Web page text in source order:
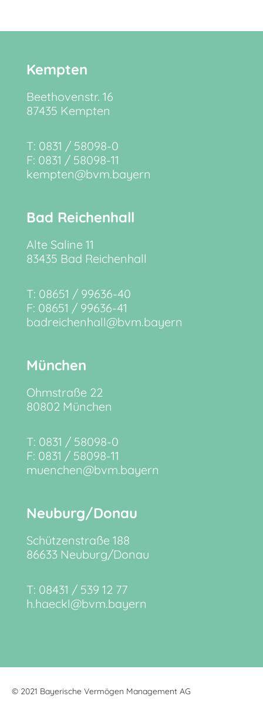
Kempten
Beethovenstr. 16
87435 Kempten
​T: 0831 / 58098-0
F: 0831 / 58098-11
kempten@bvm.bayern
Bad Reichenhall
Alte Saline 11
83435 Bad Reichenhall
​T: 08651 / 99636-40
F: 08651 / 99636-41
badreichenhall@bvm.bayern
München
Ohmstraße 22
80802 München
T: 0831 / 58098-0
F: 0831 / 58098-11
muenchen@bvm.bayern
Neuburg/Donau
Schützenstraße 188
86633 Neuburg/Donau
T: 08431 / 539 12 77
h.haeckl@bvm.bayern
© 2021 Bayerische Vermögen Management AG